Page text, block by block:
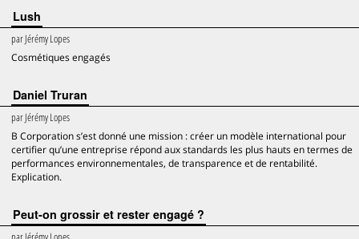
Lush
parJérémy Lopes
Cosmétiques engagés
Daniel Truran
parJérémy Lopes
B Corporation s’est donné une mission : créer un modèle international pour
certifier qu’une entreprise répond aux standards les plus hauts en termes de
performances environnementales, de transparence et de rentabilité.
Explication.
Peut-on grossir et rester engagé ?